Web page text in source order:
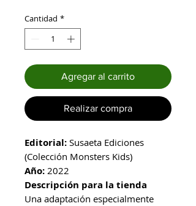
Cantidad *
Agregar al carrito
Realizar compra
Editorial: Susaeta Ediciones
(Colección Monsters Kids)
Año: 2022
Descripción para la tienda
Una adaptación especialmente